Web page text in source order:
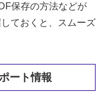
保存の方法などが
ておくと、スムーズ
ート情報